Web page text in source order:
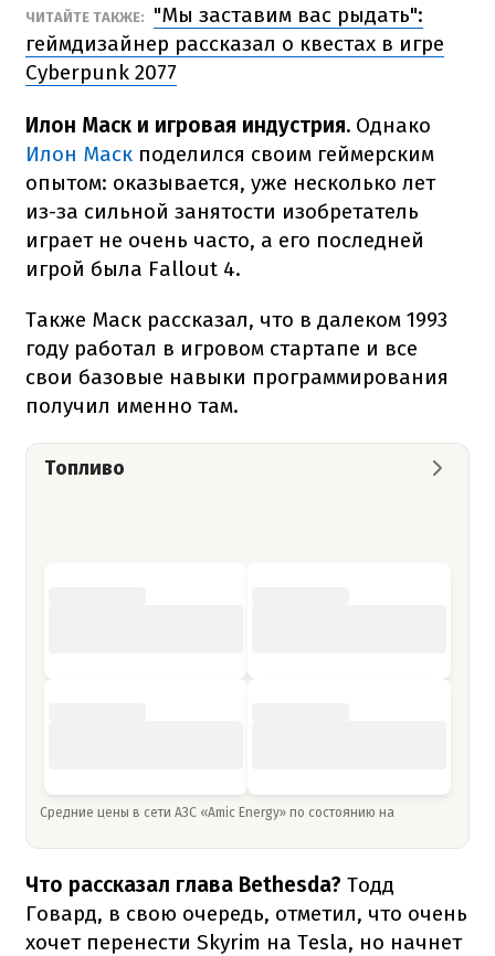
ЧИТАЙТЕ ТАКЖЕ:
"Мы заставим вас рыдать":
геймдизайнер рассказал о квестах в игре
Cyberpunk 2077
Илон Маск и игровая индустрия. Однако
Илон Маск поделился своим геймерским
опытом: оказывается, уже несколько лет
из-за сильной занятости изобретатель
играет не очень часто, а его последней
игрой была Fallout 4.
Также Маск рассказал, что в далеком 1993
году работал в игровом стартапе и все
свои базовые навыки программирования
получил именно там.
Топливо
Средние цены в сети АЗС «Amic Energy» по состоянию на
Что рассказал глава Bethesda? Тодд
Говард, в свою очередь, отметил, что очень
хочет перенести Skyrim на Tesla, но начнет